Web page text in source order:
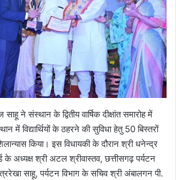
ने संस्थान के द्वितीय वार्षिक दीक्षांत समारोह में
में विद्यार्थियों के ठहरने की सुविधा हेतु 50 बिस्तरों
किया। इस विधायकी के दौरान श्री धनेन्द्र
के अध्यक्ष श्री अटल श्रीवास्तव, छत्तीसगढ़ पर्यटन
साहू, पर्यटन विभाग के सचिव श्री अंबालगन पी.